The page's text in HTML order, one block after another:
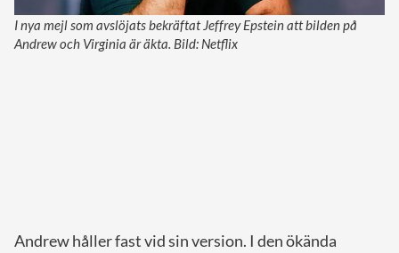
I nya mejl som avslöjats bekräftat Jeffrey Epstein att bilden på
Andrew och Virginia är äkta. Bild: Netflix
Andrew håller fast vid sin version. I den ökända